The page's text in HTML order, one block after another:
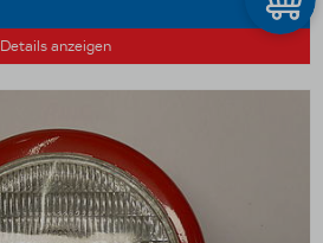
Details anzeigen